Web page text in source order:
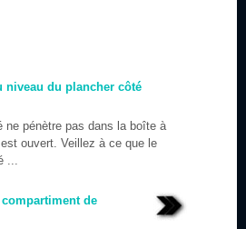
niveau du plancher côté
ne pénètre pas dans la boîte à
ouvert. Veillez à ce que le
...
de